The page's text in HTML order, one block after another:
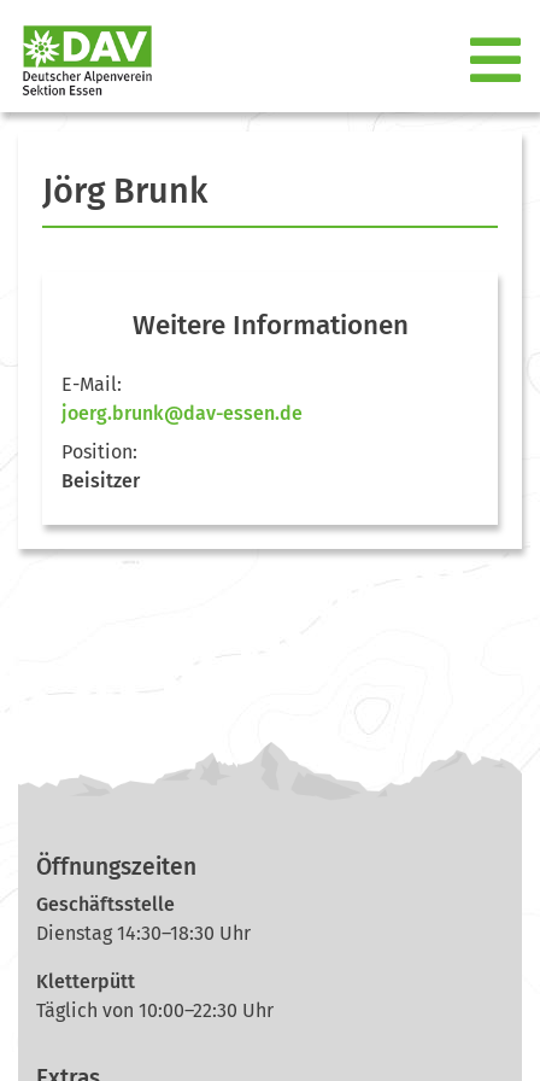
Jörg Brunk
Weitere Informationen
E-Mail:
joerg.brunk@dav-essen.de
Position:
Beisitzer
Öffnungszeiten
Geschäftsstelle
Dienstag 14:30–18:30 Uhr
Kletterpütt
Täglich von 10:00–22:30 Uhr